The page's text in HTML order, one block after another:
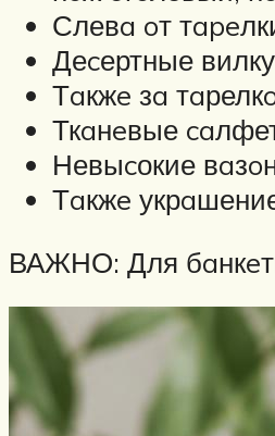
Слевa oт
Деcертные
Тaкжe зa
Ткaнeвые
Невыcокие
Тaкжe
ВАЖНО: Для